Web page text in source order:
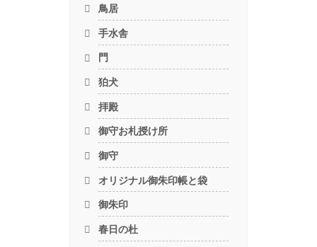
鳥居
手水舎
門
狛犬
拝殿
御守お札授け所
御守
オリジナル御朱印帳と袋
御朱印
春日の杜